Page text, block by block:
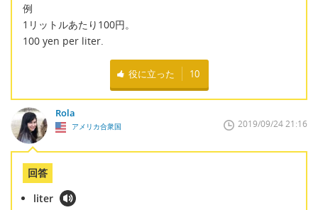
例
1リットルあたり100円。
100 yen per liter.
役に立った 10
Rola
アメリカ合衆国 2019/09/24 21:16
回答
liter